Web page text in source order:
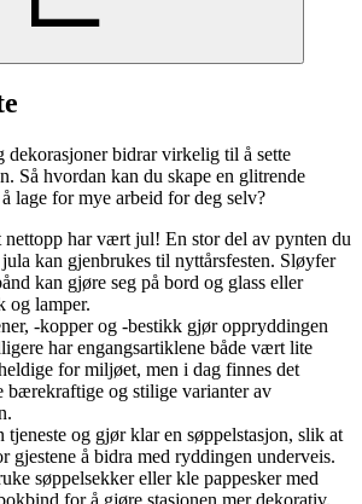
dekorasjoner bidrar virkelig til å sette
Så hvordan kan du skape en glitrende
lage for mye arbeid for deg selv?
nettopp har vært jul! En stor del av pynten du
kan gjenbrukes til nyttårsfesten. Sløyfer
kan gjøre seg på bord og glass eller
og lamper.
-kopper og -bestikk gjør oppryddingen
har engangsartiklene både vært lite
for miljøet, men i dag finnes det
bærekraftige og stilige varianter av
tjeneste og gjør klar en søppelstasjon, slik at
gjestene å bidra med ryddingen underveis.
søppelsekker eller kle pappesker med